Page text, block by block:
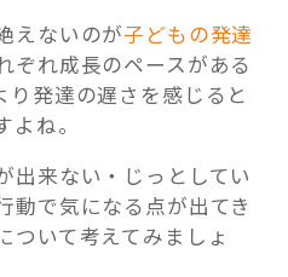
えないのが子どもの発達
ぞれ成長のペースがある
り発達の遅さを感じると
ね。
出来ない・じっとしてい
動で気になる点が出てき
ついて考えてみましょ